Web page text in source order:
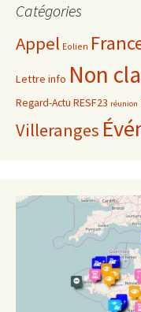
Catégories
Appel Eolien
Lettre info Non
Regard-Actu RESF23 réunion
Villeranges